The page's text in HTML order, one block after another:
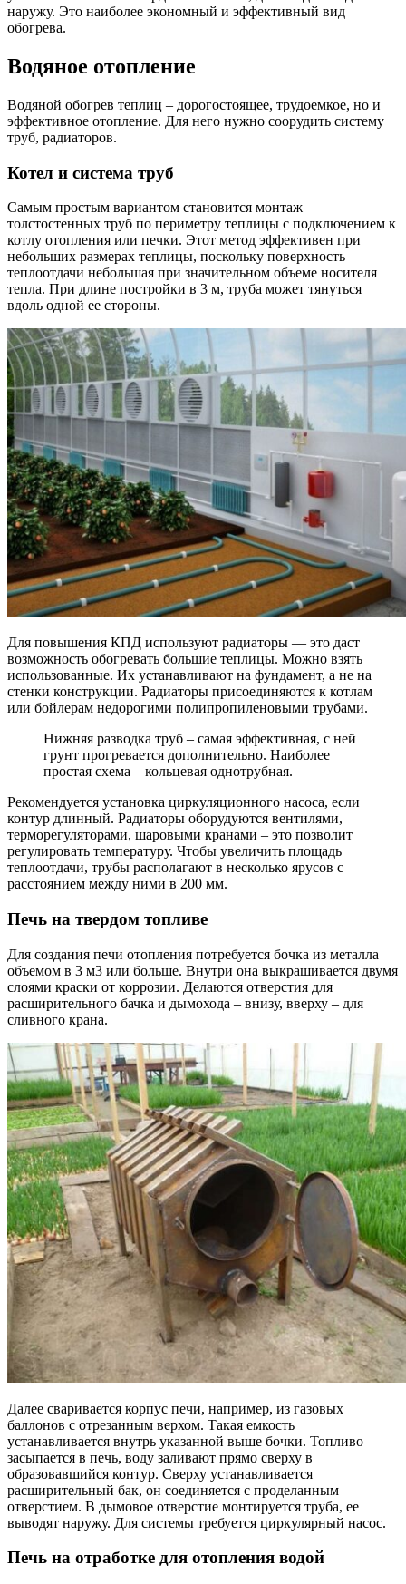
наружу. Это наиболее экономный и эффективный вид
обогрева.
Водяное отопление
Водяной обогрев теплиц – дорогостоящее, трудоемкое, но и
эффективное отопление. Для него нужно соорудить систему
труб, радиаторов.
Котел и система труб
Самым простым вариантом становится монтаж
толстостенных труб по периметру теплицы с подключением к
котлу отопления или печки. Этот метод эффективен при
небольших размерах теплицы, поскольку поверхность
теплоотдачи небольшая при значительном объеме носителя
тепла. При длине постройки в 3 м, труба может тянуться
вдоль одной ее стороны.
Для повышения КПД используют радиаторы — это даст
возможность обогревать большие теплицы. Можно взять
использованные. Их устанавливают на фундамент, а не на
стенки конструкции. Радиаторы присоединяются к котлам
или бойлерам недорогими полипропиленовыми трубами.
Нижняя разводка труб – самая эффективная, с ней
грунт прогревается дополнительно. Наиболее
простая схема – кольцевая однотрубная.
Рекомендуется установка циркуляционного насоса, если
контур длинный. Радиаторы оборудуются вентилями,
терморегуляторами, шаровыми кранами – это позволит
регулировать температуру. Чтобы увеличить площадь
теплоотдачи, трубы располагают в несколько ярусов с
расстоянием между ними в 200 мм.
Печь на твердом топливе
Для создания печи отопления потребуется бочка из металла
объемом в 3 м3 или больше. Внутри она выкрашивается двумя
слоями краски от коррозии. Делаются отверстия для
расширительного бачка и дымохода – внизу, вверху – для
сливного крана.
Далее сваривается корпус печи, например, из газовых
баллонов с отрезанным верхом. Такая емкость
устанавливается внутрь указанной выше бочки. Топливо
засыпается в печь, воду заливают прямо сверху в
образовавшийся контур. Сверху устанавливается
расширительный бак, он соединяется с проделанным
отверстием. В дымовое отверстие монтируется труба, ее
выводят наружу. Для системы требуется циркулярный насос.
Печь на отработке для отопления водой